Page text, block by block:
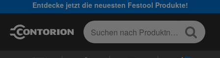
Entdecke jetzt die neuesten Festool Produkte!